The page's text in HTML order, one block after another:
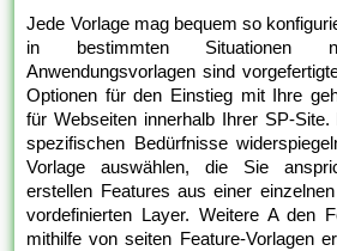
Jede Vorlage mag bequem so
in bestimmten Situationen
Anwendungsvorlagen sind
Optionen für den Einstieg mit Ihre
für Webseiten innerhalb Ihrer SP-
spezifischen Bedürfnisse
Vorlage auswählen, die Sie
erstellen Features aus einer
vordefinierten Layer. Weitere A den
mithilfe von seiten Feature-Vorlagen